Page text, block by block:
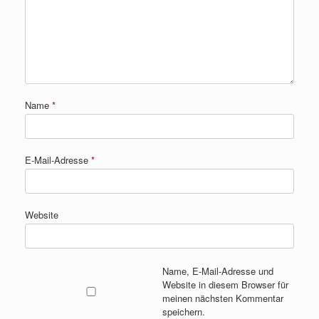
Name *
E-Mail-Adresse *
Website
Name, E-Mail-Adresse und
Website in diesem Browser für
meinen nächsten Kommentar
speichern.